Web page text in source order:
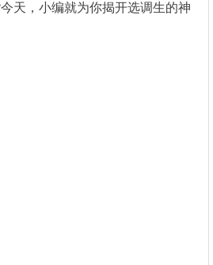
天，小编就为你揭开选调生的神